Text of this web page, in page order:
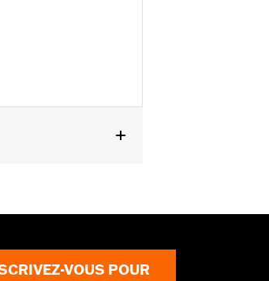
with mirrors
VOUS POUR